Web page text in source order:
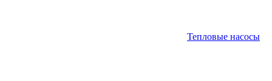
Тепловые насосы